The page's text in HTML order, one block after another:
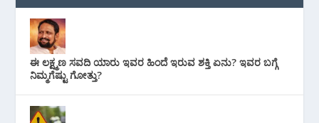
ಈ ಲಕ್ಷ್ಮಣ ಸವದಿ ಯಾರು ಇವರ ಹಿಂದೆ ಇರುವ ಶಕ್ತಿ ಏನು? ಇವರ ಬಗ್ಗೆ
ನಿಮ್ಮಗೆಷ್ಟು ಗೋತ್ತು?